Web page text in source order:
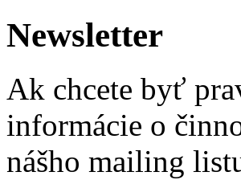
Newsletter
Ak chcete byť
informácie o
nášho mailing